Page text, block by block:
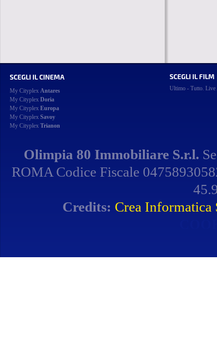
SCEGLI IL CINEMA
My Cityplex Antares
My Cityplex Doria
My Cityplex Europa
My Cityplex Savoy
My Cityplex Trianon
SCEGLI IL FILM
Ultimo - Tutto. Live
Olimpia 80 Immobiliare S.r.l.
ROMA Codice Fiscale
Credits: Crea Informatica